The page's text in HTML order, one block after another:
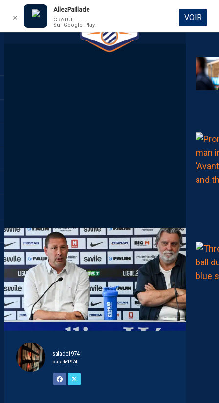
DIRECT
salade1974
salade1974
✕
AllezPaillade
GRATUIT
Sur Google Play
VOIR